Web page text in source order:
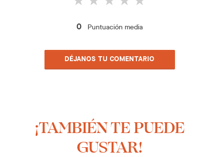
0 Puntuación media
DÉJANOS TU COMENTARIO
¡TAMBIÉN TE PUEDE
GUSTAR!